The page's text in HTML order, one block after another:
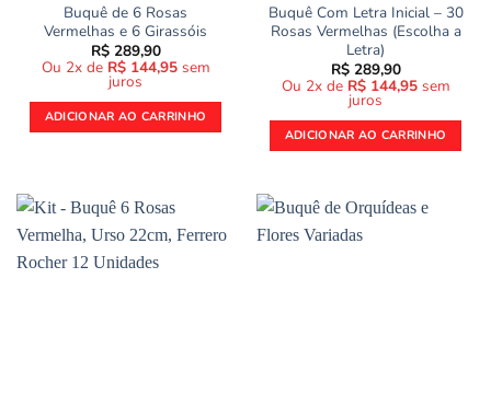
Buquê de 6 Rosas
Vermelhas e 6 Girassóis
R$289,90
Ou 2x de R$144,95 sem
juros
ADICIONAR AO CARRINHO
Buquê Com Letra Inicial – 30
Rosas Vermelhas (Escolha a
Letra)
R$289,90
Ou 2x de R$144,95 sem
juros
ADICIONAR AO CARRINHO